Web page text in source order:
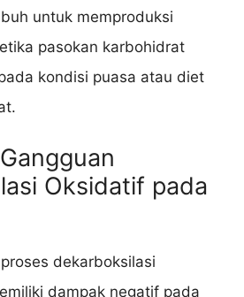
untuk memproduksi
pasokan karbohidrat
kondisi puasa atau diet
Oksidatif pada
dekarboksilasi
dampak negatif pada